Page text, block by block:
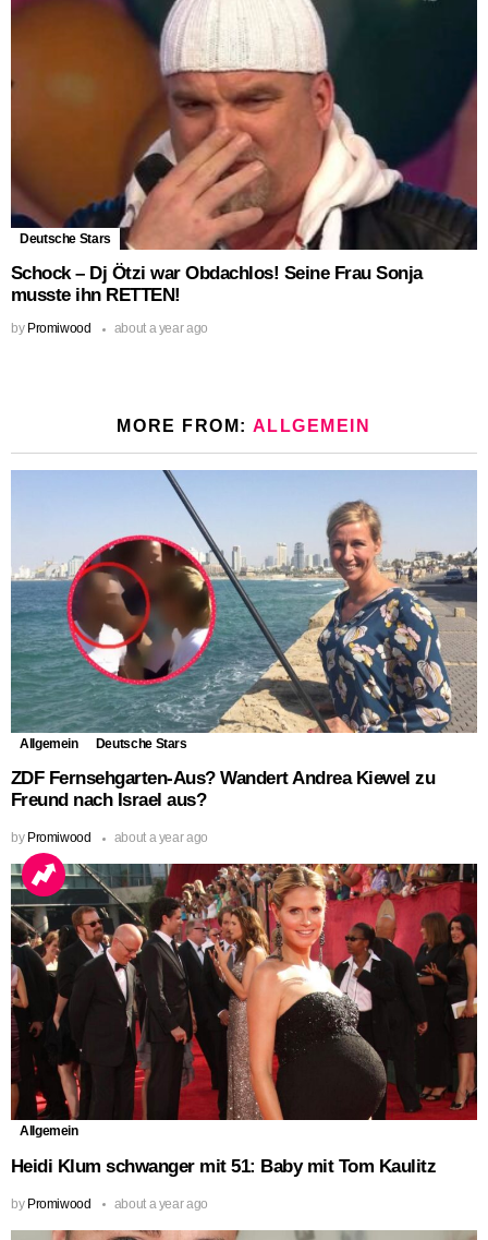
Deutsche Stars
Schock – Dj Ötzi war Obdachlos! Seine Frau Sonja
musste ihn RETTEN!
by Promiwood about a year ago
MORE FROM: ALLGEMEIN
Allgemein Deutsche Stars
ZDF Fernsehgarten-Aus? Wandert Andrea Kiewel zu
Freund nach Israel aus?
by Promiwood about a year ago
Allgemein
Heidi Klum schwanger mit 51: Baby mit Tom Kaulitz
by Promiwood about a year ago